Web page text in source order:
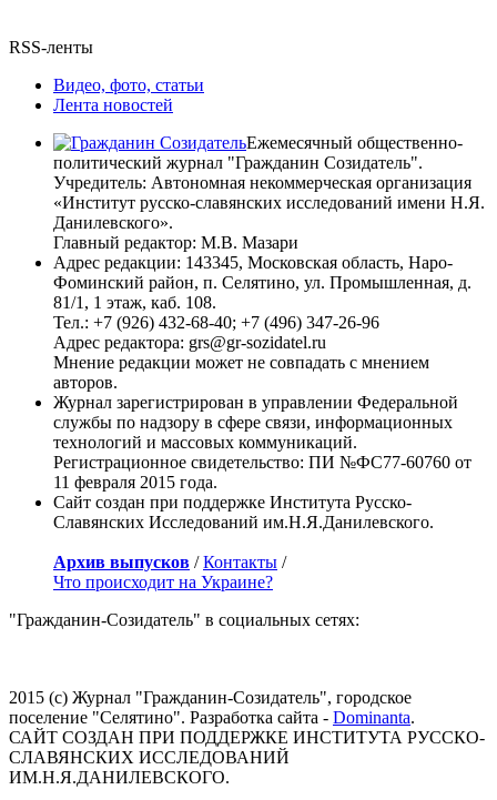
RSS-ленты
Видео, фото, статьи
Лента новостей
Ежемесячный общественно-
политический журнал "Гражданин Созидатель".
Учредитель: Автономная некоммерческая организация
«Институт русско-славянских исследований имени Н.Я.
Данилевского».
Главный редактор: М.В. Мазари
Адрес редакции: 143345, Московская область, Наро-
Фоминский район, п. Селятино, ул. Промышленная, д.
81/1, 1 этаж, каб. 108.
Тел.: +7 (926) 432-68-40; +7 (496) 347-26-96
Адрес редактора: grs@gr-sozidatel.ru
Мнение редакции может не совпадать с мнением
авторов.
Журнал зарегистрирован в управлении Федеральной
службы по надзору в сфере связи, информационных
технологий и массовых коммуникаций.
Регистрационное свидетельство: ПИ №ФС77-60760 от
11 февраля 2015 года.
Сайт создан при поддержке Института Русско-
Славянских Исследований им.Н.Я.Данилевского.
Архив выпусков /Контакты /
Что происходит на Украине?
"Гражданин-Созидатель" в социальных сетях:
2015 (с) Журнал "Гражданин-Созидатель", городское
поселение "Селятино". Разработка сайта - Dominanta.
САЙТ СОЗДАН ПРИ ПОДДЕРЖКЕ ИНСТИТУТА РУССКО-
СЛАВЯНСКИХ ИССЛЕДОВАНИЙ
ИМ.Н.Я.ДАНИЛЕВСКОГО.